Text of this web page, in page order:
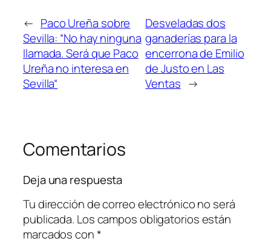
← Paco Ureña sobre
Sevilla: “No hay ninguna
llamada. Será que Paco
Ureña no interesa en
Sevilla“
Desveladas dos
ganaderías para la
encerrona de Emilio
de Justo en Las
Ventas →
Comentarios
Deja una respuesta
Tu dirección de correo electrónico no será
publicada. Los campos obligatorios están
marcados con*